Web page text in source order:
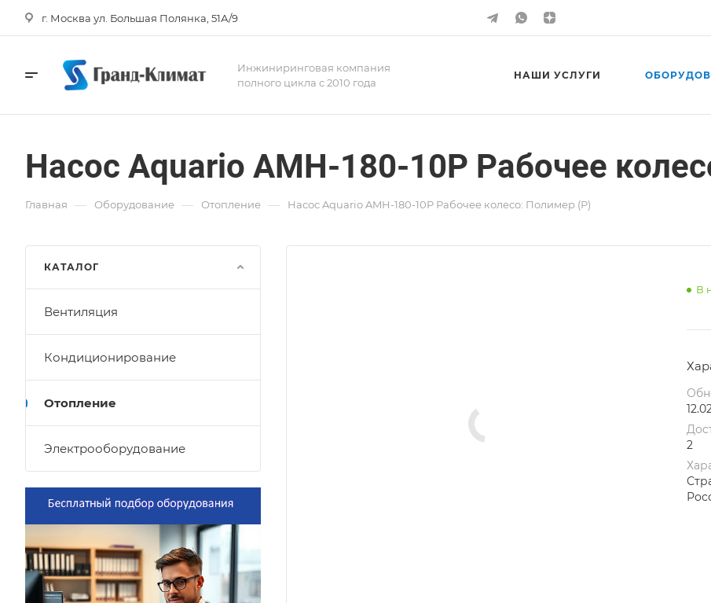
г. Москва ул. Большая Полянка, 51А/9
Инжиниринговая компания
полного цикла с 2010 года
НАШИ УСЛУГИ
Насос Aquario AMH-180-10P Рабочее
Главная — Оборудование — Отопление — Насос Aquario AMH-180-10P Рабочее колесо: Полимер (Р)
В
2
КАТАЛОГ
Вентиляция
Кондиционирование
Отопление
Электрооборудование